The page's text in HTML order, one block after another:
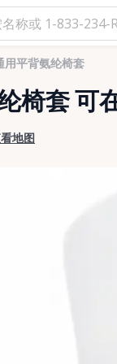
用平背氨纶椅套
椅套可
地图